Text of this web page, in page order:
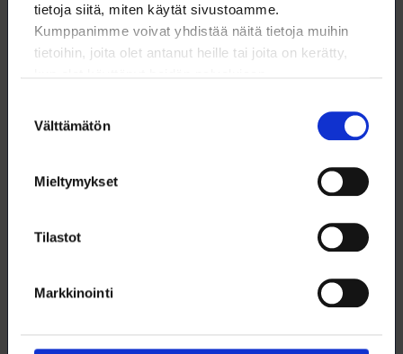
tietoja siitä, miten käytät sivustoamme.
Kumppanimme voivat yhdistää näitä tietoja muihin
tietoihin, joita olet antanut heille tai joita on kerätty,
valinta
Välttämätön
Mieltymykset
Tilastot
Markkinointi
TEKOÄLY
10.9. klo 9:00 – 16:00
WEBINAARI